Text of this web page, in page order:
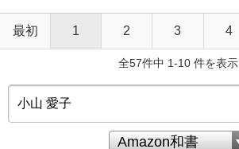
最初 1 2 3 4
全57件中 1-10 件を表示